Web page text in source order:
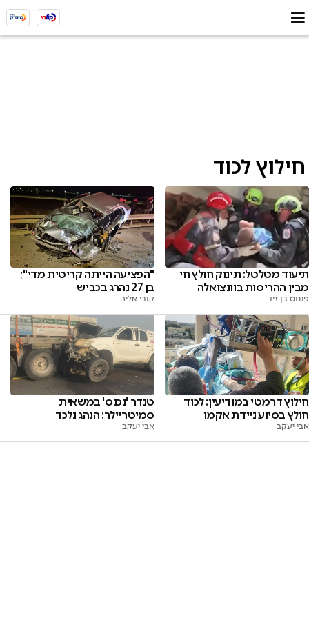
חילוץ לכוד
תיעוד מטלטל: תינוק חולץ חי
מבין ההריסות בוונצואלה
פנחס בן זיו
"הפציעה הייתה קריטית מדי";
בן 27 נהרג בכביש
קובי אליה
חילוץ דרמטי במודיעין: לכוד
חולץ בסיוע ניידת אקמו
אבי יעקב
טנדר 'נכנס' במשאית
סמיטריילר: הנהג נלכד
אבי יעקב